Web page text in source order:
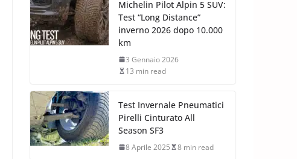
Michelin Pilot Alpin 5 SUV:
Test “Long Distance”
inverno 2026 dopo 10.000
km
3 Gennaio 2026
13 min read
Test Invernale Pneumatici
Pirelli Cinturato All
Season SF3
8 Aprile 2025 8 min read